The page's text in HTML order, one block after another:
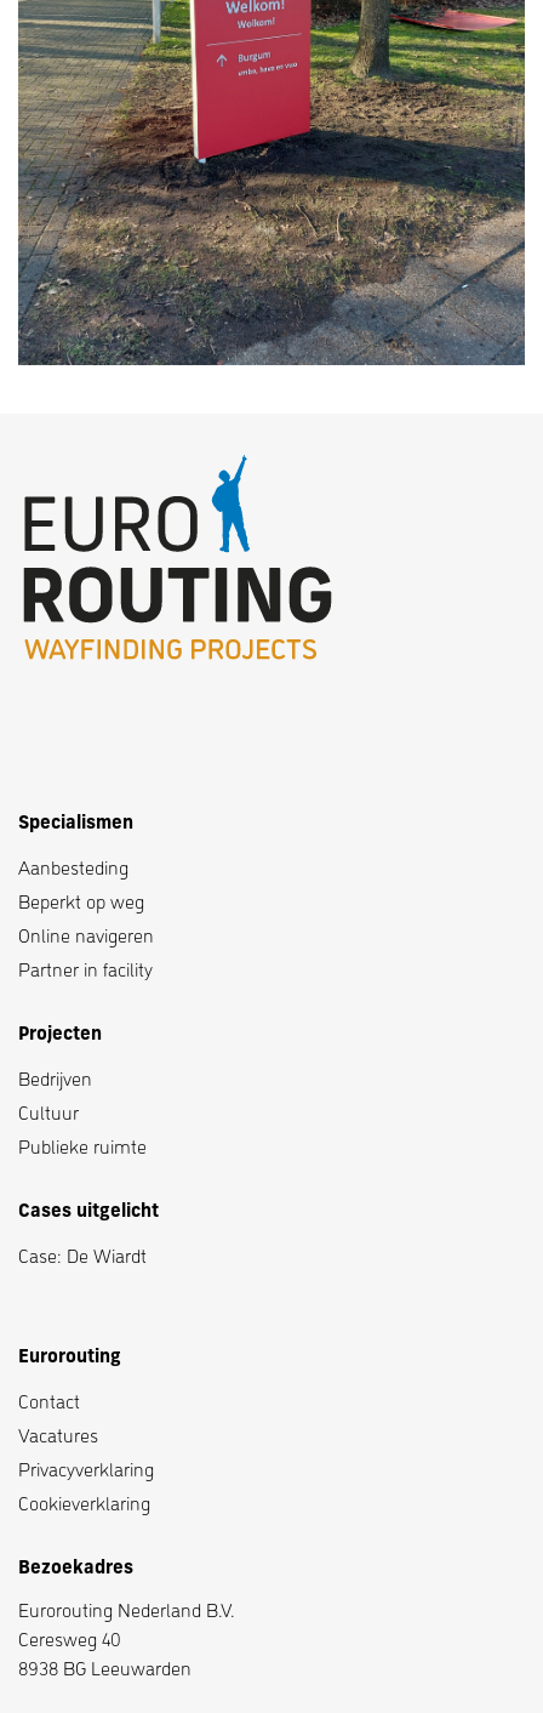
Specialismen
Aanbesteding
Beperkt op weg
Online navigeren
Partner in facility
Projecten
Bedrijven
Cultuur
Publieke ruimte
Cases uitgelicht
Case: De Wiardt
Eurorouting
Contact
Vacatures
Privacyverklaring
Cookieverklaring
Bezoekadres
Eurorouting Nederland B.V.
Ceresweg 40
8938 BG Leeuwarden